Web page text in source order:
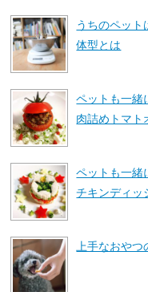
うちのペット
体型とは
ペットも一緒
肉詰めトマト
ペットも一緒
チキンディッ
上手なおや